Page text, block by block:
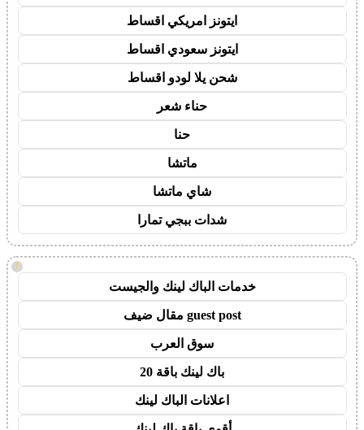
ايتونز امريكي اقساط
ايتونز سعودي اقساط
شحن يلا لودو اقساط
حناء شعر
حنا
ماتشا
شاي ماتشا
شدات ببجي تمارا
!
خدمات الباك لينك والجيست
guest post مقال ضيف
سوق العرب
باك لينك باقة 20
اعلانات الباك لينك